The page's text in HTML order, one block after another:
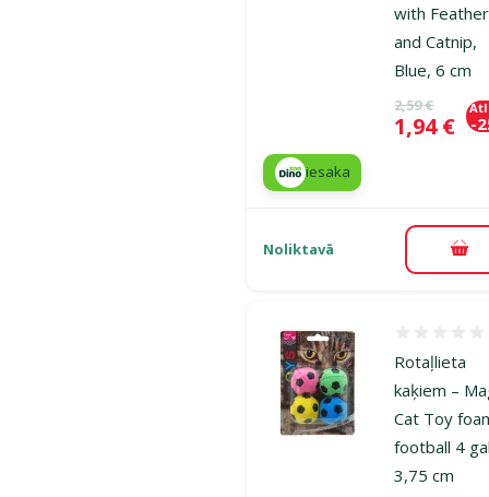
with Feather
and Catnip,
Blue, 6 cm
Oriģinālā
2,59 €
Cena
1,94 € -
iesaka
Noliktavā
Rotaļlieta
kaķiem –
Cat Toy
football 4
3,75 cm